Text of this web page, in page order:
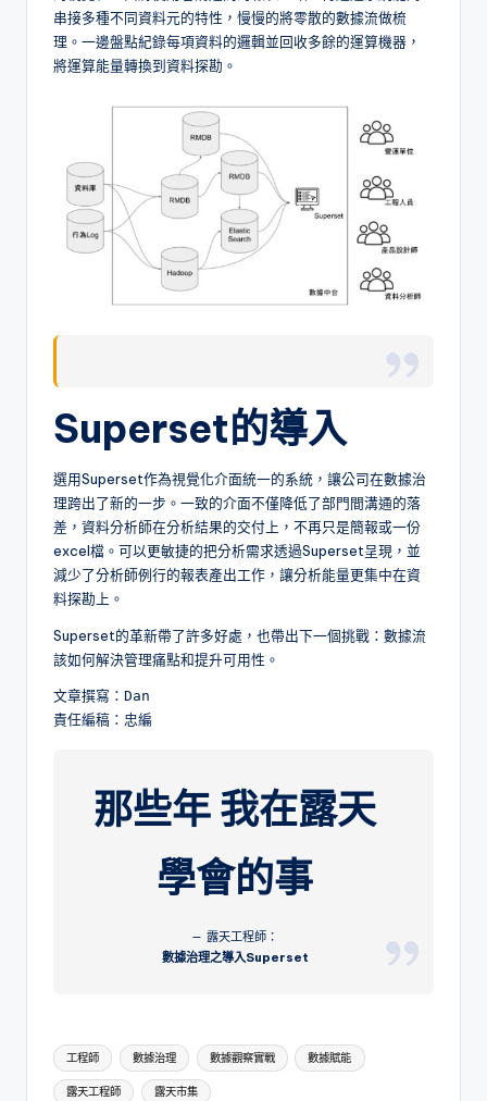
串接多種不同資料元的特性，慢慢的將零散的數據流做梳
理。一邊盤點紀錄每項資料的邏輯並回收多餘的運算機器，
將運算能量轉換到資料探勘。
Superset的導入
選用Superset作為視覺化介面統一的系統，讓公司在數據治
理跨出了新的一步。一致的介面不僅降低了部門間溝通的落
差，資料分析師在分析結果的交付上，不再只是簡報或一份
excel檔。可以更敏捷的把分析需求透過Superset呈現，並
減少了分析師例行的報表產出工作，讓分析能量更集中在資
料探勘上。
Superset的革新帶了許多好處，也帶出下一個挑戰：數據流
該如何解決管理痛點和提升可用性。
文章撰寫：Dan
責任編稿：忠編
那些年 我在露天
學會的事
露天工程師：
數據治理之導入Superset
Tags:
工程師 數據治理 數據觀察實戰 數據賦能
露天工程師 露天市集